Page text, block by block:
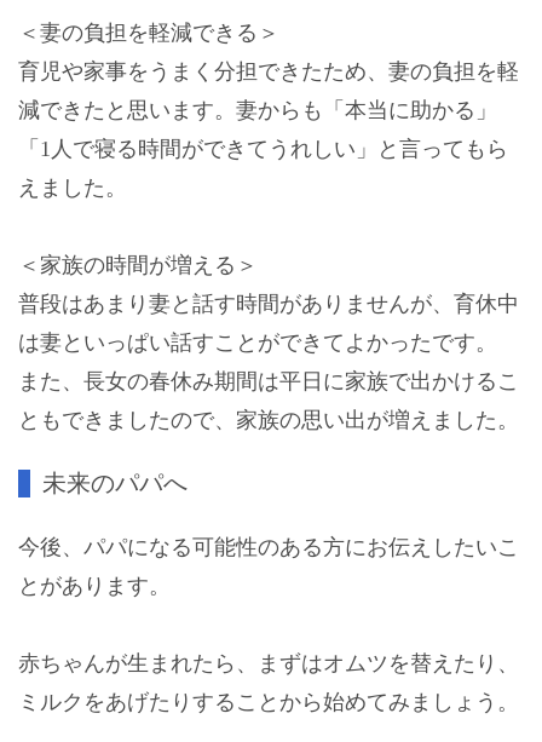
＜妻の負担を軽減できる＞
育児や家事をうまく分担できたため、妻の負担を軽
減できたと思います。妻からも「本当に助かる」
「1人で寝る時間ができてうれしい」と言ってもら
えました。
＜家族の時間が増える＞
普段はあまり妻と話す時間がありませんが、育休中
は妻といっぱい話すことができてよかったです。
また、長女の春休み期間は平日に家族で出かけるこ
ともできましたので、家族の思い出が増えました。
未来のパパへ
今後、パパになる可能性のある方にお伝えしたいこ
とがあります。
赤ちゃんが生まれたら、まずはオムツを替えたり、
ミルクをあげたりすることから始めてみましょう。